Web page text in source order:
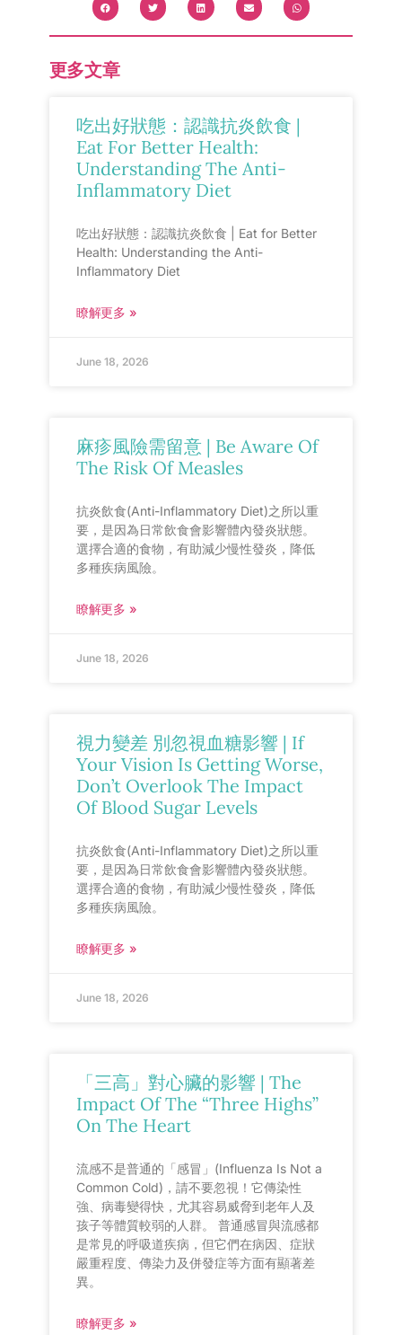
更多文章
吃出好狀態：認識抗炎飲食 |
Eat For Better Health:
Understanding The Anti-
Inflammatory Diet
吃出好狀態：認識抗炎飲食 | Eat for Better
Health: Understanding the Anti-
Inflammatory Diet
瞭解更多 »
June 18, 2026
麻疹風險需留意 | Be Aware Of
The Risk Of Measles
抗炎飲食(Anti-Inflammatory Diet)之所以重
要，是因為日常飲食會影響體內發炎狀態。
選擇合適的食物，有助減少慢性發炎，降低
多種疾病風險。
瞭解更多 »
June 18, 2026
視力變差 別忽視血糖影響 | If
Your Vision Is Getting Worse,
Don’t Overlook The Impact
Of Blood Sugar Levels
抗炎飲食(Anti-Inflammatory Diet)之所以重
要，是因為日常飲食會影響體內發炎狀態。
選擇合適的食物，有助減少慢性發炎，降低
多種疾病風險。
瞭解更多 »
June 18, 2026
「三高」對心臟的影響 | The
Impact Of The “Three Highs”
On The Heart
流感不是普通的「感冒」(Influenza Is Not a
Common Cold)，請不要忽視！它傳染性
強、病毒變得快，尤其容易威脅到老年人及
孩子等體質較弱的人群。 普通感冒與流感都
是常見的呼吸道疾病，但它們在病因、症狀
嚴重程度、傳染力及併發症等方面有顯著差
異。
瞭解更多 »